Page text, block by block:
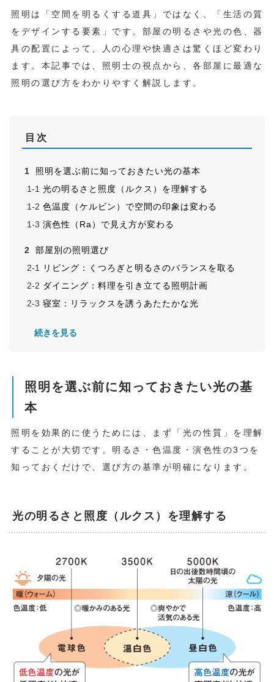
照明は「空間を明るくする道具」ではなく、「生活の質
をデザインする要素」です。部屋の明るさや光の色、器
具の配置によって、人の心理や快適さは驚くほど変わり
ます。本記事では、照明士の視点から、各部屋に最適な
照明の選び方をわかりやすく解説します。
目次
照明を選ぶ前に知っておきたい光の基本
光の明るさと照度（ルクス）を理解する
色温度（ケルビン）で空間の印象は変わる
演色性（Ra）で見え方が変わる
部屋別の照明選び
リビング：くつろぎと明るさのバランスを取る
ダイニング：料理を引き立てる照明計画
寝室：リラックスを誘うあたたかな光
洗面・トイレ：影を抑えた機能照明
シーリングライト：部屋全体を照らす基本照明
ダウンライト：すっきりとした印象に
ブラケットライト：壁を使った間接的な光演出
スポットライト：照らしたい場所を強調
失敗1 明るすぎて落ち着かない
失敗2 光が偏っていて暗く感じる
失敗4 電球色・昼白色を使い分けていない
まとめ｜照明選びは「暮らしをデザインする」こと
続きを見る
照明を選ぶ前に知っておきたい光の基
本
照明を効果的に使うためには、まず「光の性質」を理解
することが大切です。明るさ・色温度・演色性の3つを
知っておくだけで、選び方の基準が明確になります。
光の明るさと照度（ルクス）を理解する